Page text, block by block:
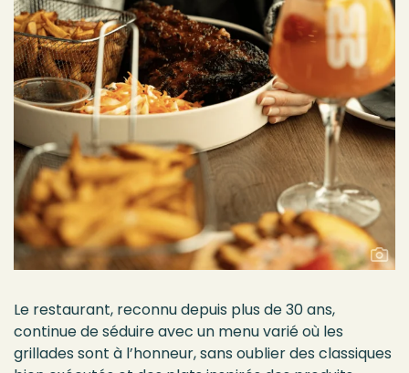
Le restaurant, reconnu depuis plus de 30 ans,
continue de séduire avec un menu varié où les
grillades sont à l’honneur, sans oublier des classiques